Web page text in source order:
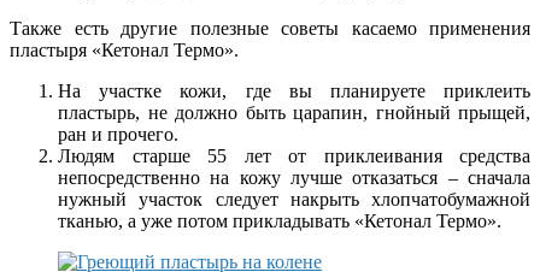
Также есть другие полезные советы касаемо применения
пластыря «Кетонал Термо».
На участке кожи, где вы планируете приклеить
пластырь, не должно быть царапин, гнойный прыщей,
ран и прочего.
Людям старше 55 лет от приклеивания средства
непосредственно на кожу лучше отказаться – сначала
нужный участок следует накрыть хлопчатобумажной
тканью, а уже потом прикладывать «Кетонал Термо».